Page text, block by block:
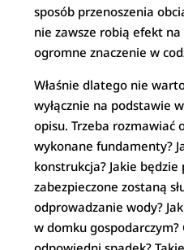
sposób przenoszenia
nie zawsze robią efekt
ogromne znaczenie w
Właśnie dlatego nie
wyłącznie na podstawie
opisu. Trzeba rozmawiać
wykonane fundamenty?
konstrukcja? Jakie będzie
zabezpieczone zostaną
odprowadzanie wody?
w domku gospodarczym?